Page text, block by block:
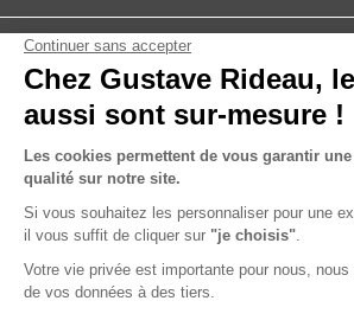
Je suis déjà client
Gustave Rideau pour les pros
ACTI EST - PARC ÉCO 85.1, ROUTE DE
SUR-YON CEDEX